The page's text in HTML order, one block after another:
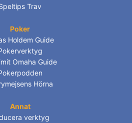
Trav
Poker
Holdem Guide
Omaha Guide
Hörna
Annat
verktyg